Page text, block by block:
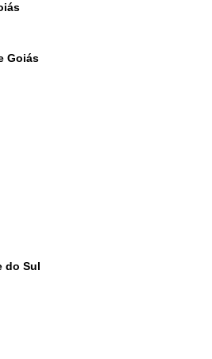
Goiás
do Sul